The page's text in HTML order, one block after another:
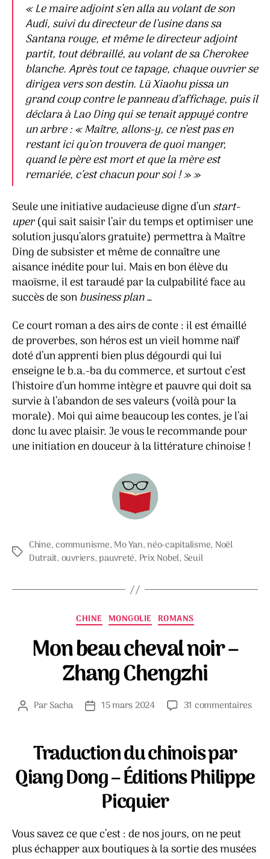
«Le maire adjoint s’en alla au volant de son
Audi, suivi du directeur de l’usine dans sa
Santana rouge, et même le directeur adjoint
partit, tout débraillé, au volant de sa Cherokee
blanche. Après tout ce tapage, chaque ouvrier se
dirigea vers son destin. Lü Xiaohu pissa un
grand coup contre le panneau d’affichage, puis il
déclara à Lao Ding qui se tenait appuyé contre
un arbre : « Maître, allons-y, ce n’est pas en
restant ici qu’on trouvera de quoi manger,
quand le père est mort et que la mère est
remariée, c’est chacun pour soi ! »»
Seule une initiative audacieuse digne d’unstart-
uper(qui sait saisir l’air du temps et optimiser une
solution jusqu’alors gratuite) permettra à Maître
Ding de subsister et même de connaître une
aisance inédite pour lui. Mais en bon élève du
maoïsme, il est taraudé par la culpabilité face au
succès de sonbusiness plan…
Ce court roman a des airs de conte : il est émaillé
de proverbes, son héros est un vieil homme naïf
doté d’un apprenti bien plus dégourdi qui lui
enseigne le b.a.-ba du commerce, et surtout c’est
l’histoire d’un homme intègre et pauvre qui doit sa
survie à l’abandon de ses valeurs (voilà pour la
morale). Moi qui aime beaucoup les contes, je l’ai
donc lu avec plaisir. Je vous le recommande pour
une initiation en douceur à la littérature chinoise !
Étiquettes
Chine,communisme, Mo Yan,néo-capitalisme, Noël
Dutrait, ouvriers,pauvreté, Prix Nobel, Seuil
Catégories
CHINE MONGOLIE ROMANS
Mon beau cheval noir –
Zhang Chengzhi
Auteur
ParSacha
Date15 mars 2024 31 commentairessur
–
Traduction du chinois par
Qiang Dong – Éditions Philippe
Picquier
Vous savez ce que c’est : de nos jours, on ne peut
plus échapper aux boutiques à la sortie des musées